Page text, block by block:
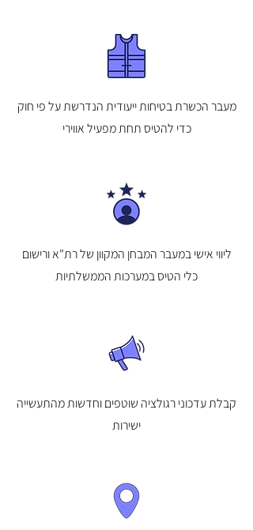
מעבר הכשרת בטיחות ייעודית הנדרשת על פי חוק
כדי להטיס תחת מפעיל אווירי
ליווי אישי במעבר המבחן המקוון של רת"א ורישום
כלי הטיס במערכות הממשלתיות
קבלת עדכוני רגולציה שוטפים וחדשות מהתעשייה
ישירות